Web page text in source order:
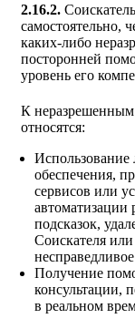
2.16.2.
самостоятельно,
каких-либо
посторонней
уровень его
К неразрешенным
относятся:
Использование
обеспечения,
сервисов или
автоматизации
подсказок,
Соискателя
Получение
консультации,
в реальном